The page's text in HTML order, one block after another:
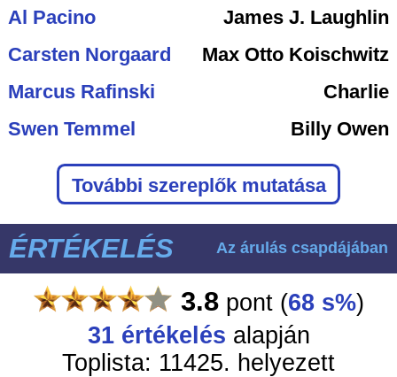
Al Pacino
James J. Laughlin
Carsten Norgaard
Max Otto Koischwitz
Marcus Rafinski
Charlie
Swen Temmel
Billy Owen
További szereplők mutatása
ÉRTÉKELÉS Az árulás csapdájában
3.8pont (68 s%)
31értékelés alapján
Toplista: 11425. helyezett